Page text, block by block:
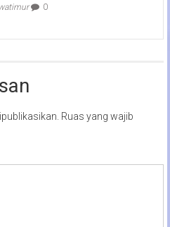
0
Ruas yang wajib